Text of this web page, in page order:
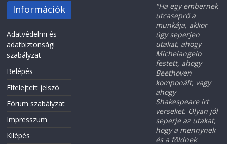
Információk
Adatvédelmi és
adatbiztonsági
szabályzat
Belépés
Elfelejtett jelszó
Fórum szabályzat
Impresszum
Kilépés
"Ha egy embernek
utcaseprő a
munkája, akkor
úgy seperjen
utakat, ahogy
Michelangelo
festett, ahogy
Beethoven
komponált, vagy
ahogy
Shakespeare írt
verseket. Olyan jól
seperje az utakat,
hogy a mennynek
és a földnek